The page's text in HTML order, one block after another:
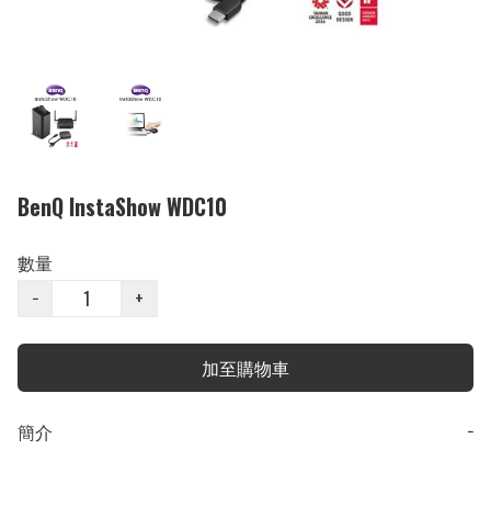
BenQ InstaShow WDC10
數量
−
+
加至購物車
簡介 −